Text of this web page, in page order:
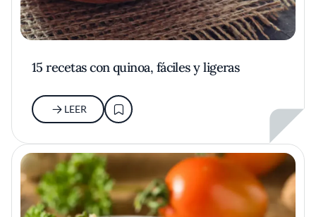
15 recetas con quinoa, fáciles y ligeras
LEER